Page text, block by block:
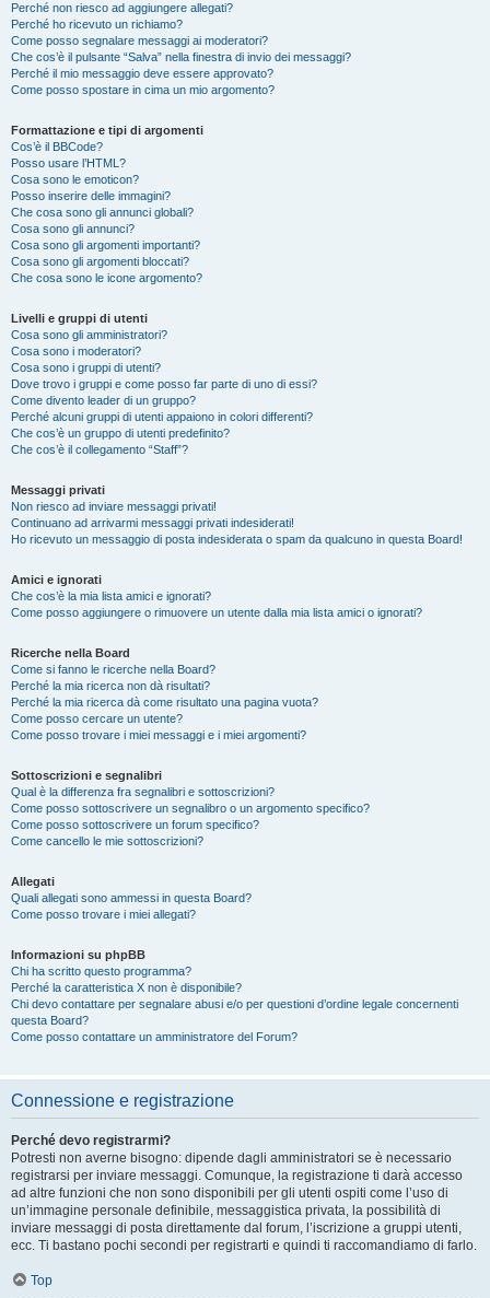
Perché non riesco ad aggiungere allegati?
Perché ho ricevuto un richiamo?
Come posso segnalare messaggi ai moderatori?
Che cos’è il pulsante “Salva” nella finestra di invio dei messaggi?
Perché il mio messaggio deve essere approvato?
Come posso spostare in cima un mio argomento?
Formattazione e tipi di argomenti
Cos’è il BBCode?
Posso usare l’HTML?
Cosa sono le emoticon?
Posso inserire delle immagini?
Che cosa sono gli annunci globali?
Cosa sono gli annunci?
Cosa sono gli argomenti importanti?
Cosa sono gli argomenti bloccati?
Che cosa sono le icone argomento?
Livelli e gruppi di utenti
Cosa sono gli amministratori?
Cosa sono i moderatori?
Cosa sono i gruppi di utenti?
Dove trovo i gruppi e come posso far parte di uno di essi?
Come divento leader di un gruppo?
Perché alcuni gruppi di utenti appaiono in colori differenti?
Che cos’è un gruppo di utenti predefinito?
Che cos’è il collegamento “Staff”?
Messaggi privati
Non riesco ad inviare messaggi privati!
Continuano ad arrivarmi messaggi privati indesiderati!
Ho ricevuto un messaggio di posta indesiderata o spam da qualcuno in questa Board!
Amici e ignorati
Che cos’è la mia lista amici e ignorati?
Come posso aggiungere o rimuovere un utente dalla mia lista amici o ignorati?
Ricerche nella Board
Come si fanno le ricerche nella Board?
Perché la mia ricerca non dà risultati?
Perché la mia ricerca dà come risultato una pagina vuota?
Come posso cercare un utente?
Come posso trovare i miei messaggi e i miei argomenti?
Sottoscrizioni e segnalibri
Qual è la differenza fra segnalibri e sottoscrizioni?
Come posso sottoscrivere un segnalibro o un argomento specifico?
Come posso sottoscrivere un forum specifico?
Come cancello le mie sottoscrizioni?
Allegati
Quali allegati sono ammessi in questa Board?
Come posso trovare i miei allegati?
Informazioni su phpBB
Chi ha scritto questo programma?
Perché la caratteristica X non è disponibile?
Chi devo contattare per segnalare abusi e/o per questioni d’ordine legale concernenti
questa Board?
Come posso contattare un amministratore del Forum?
Connessione e registrazione
Perché devo registrarmi?
Potresti non averne bisogno: dipende dagli amministratori se è necessario
registrarsi per inviare messaggi. Comunque, la registrazione ti darà accesso
ad altre funzioni che non sono disponibili per gli utenti ospiti come l’uso di
un’immagine personale definibile, messaggistica privata, la possibilità di
inviare messaggi di posta direttamente dal forum, l’iscrizione a gruppi utenti,
ecc. Ti bastano pochi secondi per registrarti e quindi ti raccomandiamo di farlo.
Top